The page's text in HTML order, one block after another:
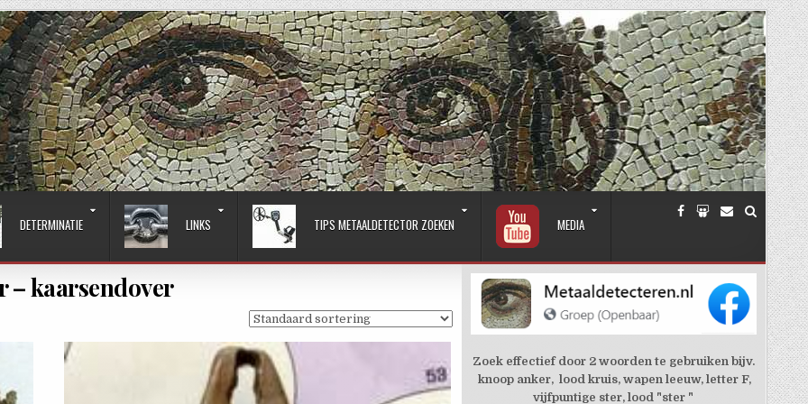
DETERMINATIE LINKS TIPS METAALDETECTOR ZOEKEN MEDIA
– kaarsendover
Zoek effectief door 2 woorden te gebruiken bijv.
knoop anker, lood kruis, wapen leeuw, letter F,
vijfpuntige ster, lood "ster "